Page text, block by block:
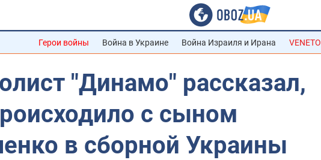
Герои войны Война в Украине Война Израиля и Ирана VENETO
"Динамо" рассказал,
с сыном
в сборной Украины